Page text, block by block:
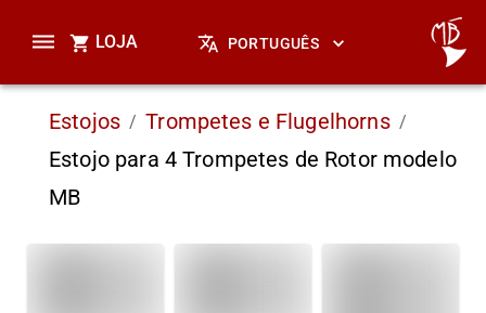
LOJA PORTUGUÊS
Estojos / Trompetes e Flugelhorns /
Estojo para 4 Trompetes de Rotor modelo
MB